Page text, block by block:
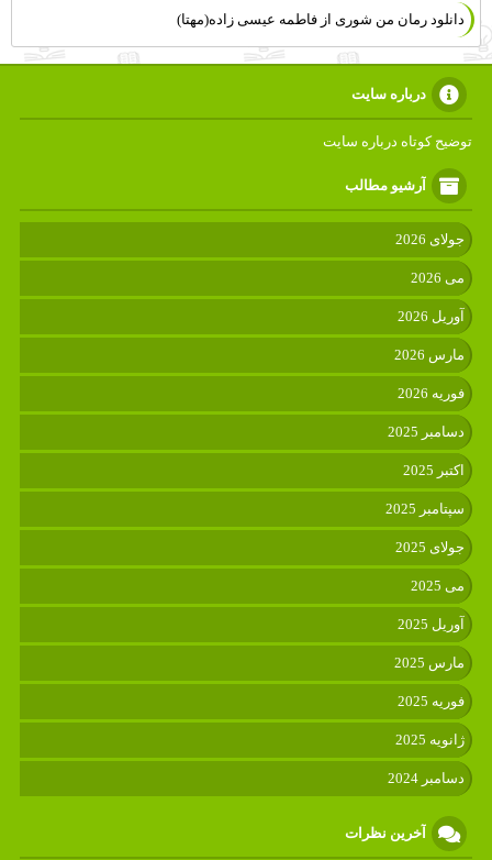
دانلود رمان من شوری از فاطمه عیسی زاده(مهتا)
درباره سایت
توضیح کوتاه درباره سایت
آرشیو مطالب
جولای 2026
می 2026
آوریل 2026
مارس 2026
فوریه 2026
دسامبر 2025
اکتبر 2025
سپتامبر 2025
جولای 2025
می 2025
آوریل 2025
مارس 2025
فوریه 2025
ژانویه 2025
دسامبر 2024
آخرین نظرات